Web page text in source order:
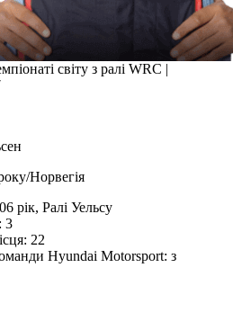
Норвегія
рік, Ралі Уельсу
3
22
Hyundai Motorsport: з